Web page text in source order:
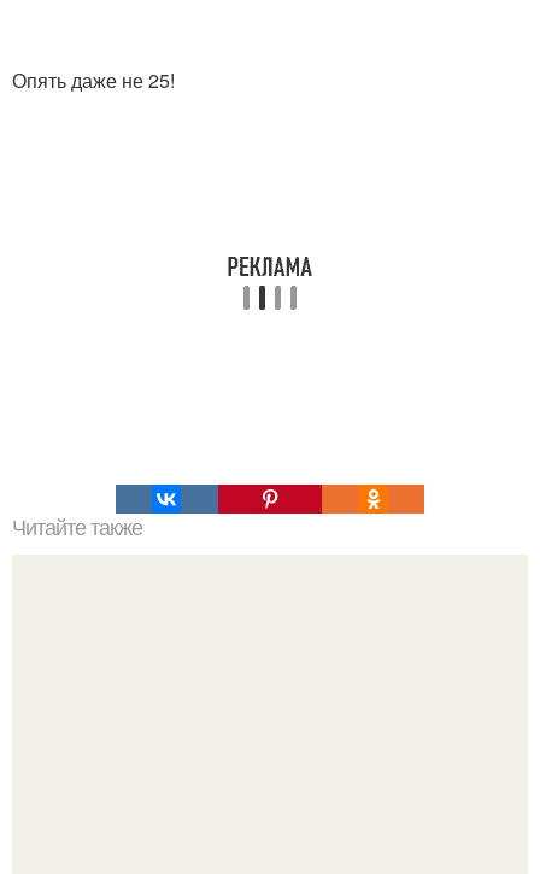
Опять даже не 25!
Читайте также